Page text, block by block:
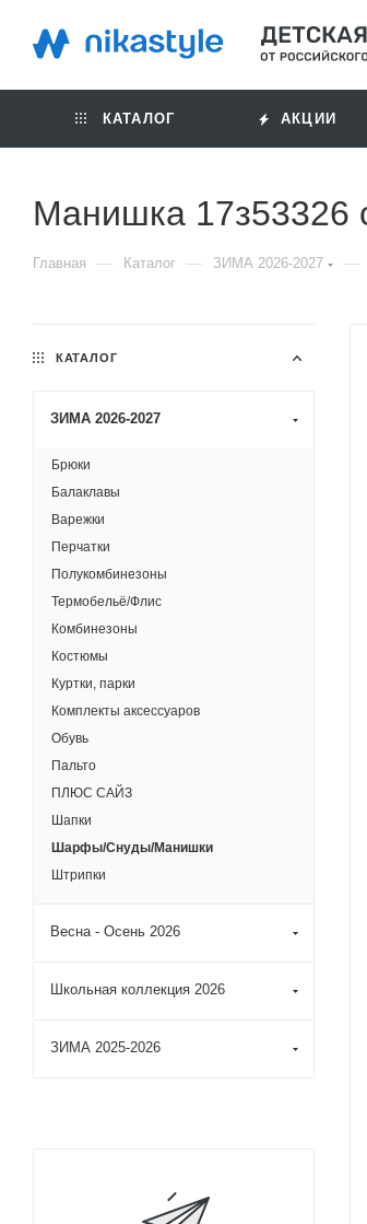
КАТАЛОГ АКЦИИ
Манишка 17з53326
Главная — Каталог — ЗИМА 2026-2027 —
КАТАЛОГ
ЗИМА 2026-2027
Брюки
Балаклавы
Варежки
Перчатки
Полукомбинезоны
Термобельё/Флис
Комбинезоны
Костюмы
Куртки, парки
Комплекты аксессуаров
Обувь
Пальто
ПЛЮС САЙЗ
Шапки
Шарфы/Снуды/Манишки
Штрипки
Весна - Осень 2026
Школьная коллекция 2026
ЗИМА 2025-2026